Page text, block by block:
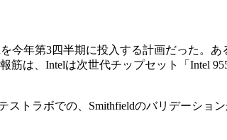
年第3四半期に投入する計画だった。
は、Intelは次世代チップセット「Intel
トラボでの、Smithfieldのバリデーショ